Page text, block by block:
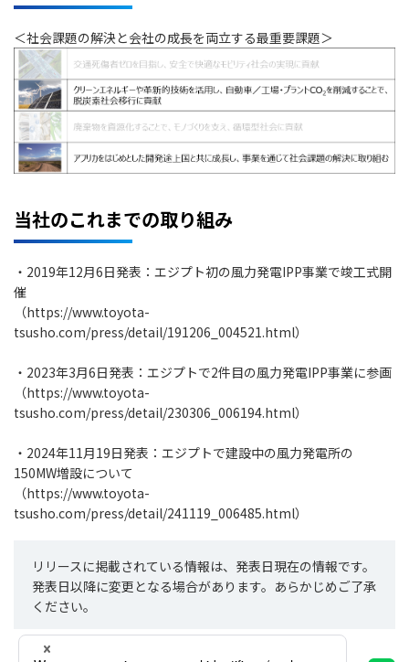
＜社会課題の解決と会社の成長を両立する最重要課題＞
当社のこれまでの取り組み
・2019年12月6日発表：エジプト初の風力発電IPP事業で竣工式開
催
（https://www.toyota-
tsusho.com/press/detail/191206_004521.html）
・2023年3月6日発表：エジプトで2件目の風力発電IPP事業に参画
（https://www.toyota-
tsusho.com/press/detail/230306_006194.html）
・2024年11月19日発表：エジプトで建設中の風力発電所の
150MW増設について
（https://www.toyota-
tsusho.com/press/detail/241119_006485.html）
リリースに掲載されている情報は、発表日現在の情報です。
発表日以降に変更となる場合があります。あらかじめご了承
ください。